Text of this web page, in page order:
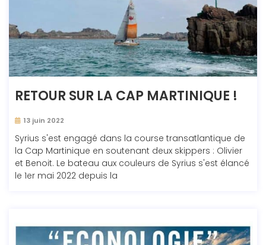
RETOUR SUR LA CAP MARTINIQUE !
13 juin 2022
Syrius s'est engagé dans la course transatlantique de
la Cap Martinique en soutenant deux skippers : Olivier
et Benoit. Le bateau aux couleurs de Syrius s'est élancé
le 1er mai 2022 depuis la